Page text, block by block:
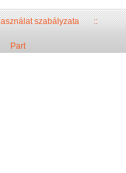
szabályzata::
Part